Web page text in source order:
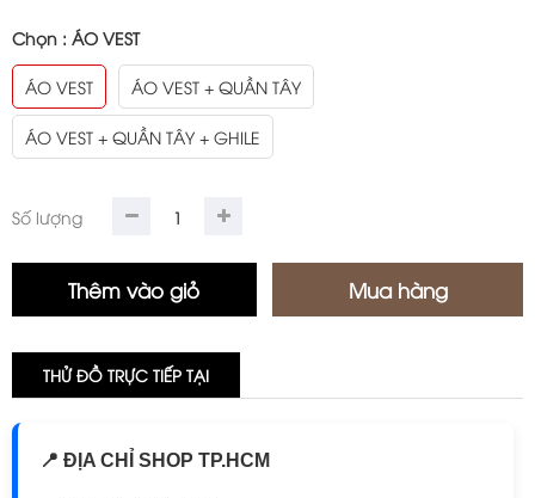
Chọn : ÁO VEST
ÁO VEST ÁO VEST + QUẦN TÂY
ÁO VEST + QUẦN TÂY + GHILE
Số lượng
THỬ ĐỒ TRỰC TIẾP TẠI
📍 ĐỊA CHỈ SHOP TP.HCM